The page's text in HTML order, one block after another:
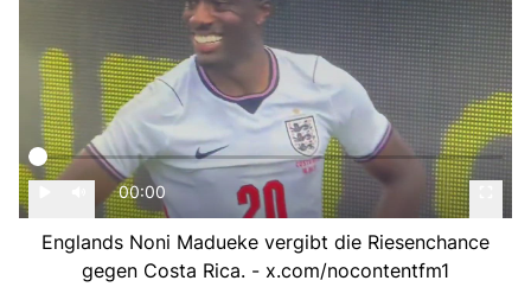
00:00
Englands Noni Madueke vergibt die Riesenchance
gegen Costa Rica. - x.com/nocontentfm1